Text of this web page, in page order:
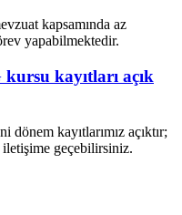
kapsamında az
yapabilmektedir.
kayıtları açık
kayıtlarımız açıktır;
geçebilirsiniz.